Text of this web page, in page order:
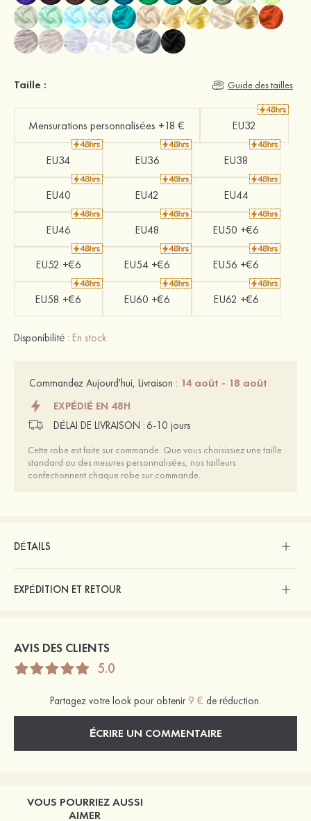
Taille : Guide des tailles
Mensurations personnalisées +18 € EU32
EU34 EU36 EU38
EU40 EU42 EU44
EU46 EU48 EU50 +€6
EU52 +€6 EU54 +€6 EU56 +€6
EU58 +€6 EU60 +€6 EU62 +€6
Disponibilité : En stock
Commandez Aujourd'hui, Livraison : 14 août - 18 août
EXPÉDIÉ EN 48H
DÉLAI DE LIVRAISON : 6-10 jours
Cette robe est faite sur commande. Que vous choisissiez une taille
standard ou des mesures personnalisées, nos tailleurs
confectionnent chaque robe sur commande.
DÉTAILS
EXPÉDITION ET RETOUR
AVIS DES CLIENTS
5.0
Partagez votre look pour obtenir 9 € de réduction.
ÉCRIRE UN COMMENTAIRE
VOUS POURRIEZ AUSSI
AIMER